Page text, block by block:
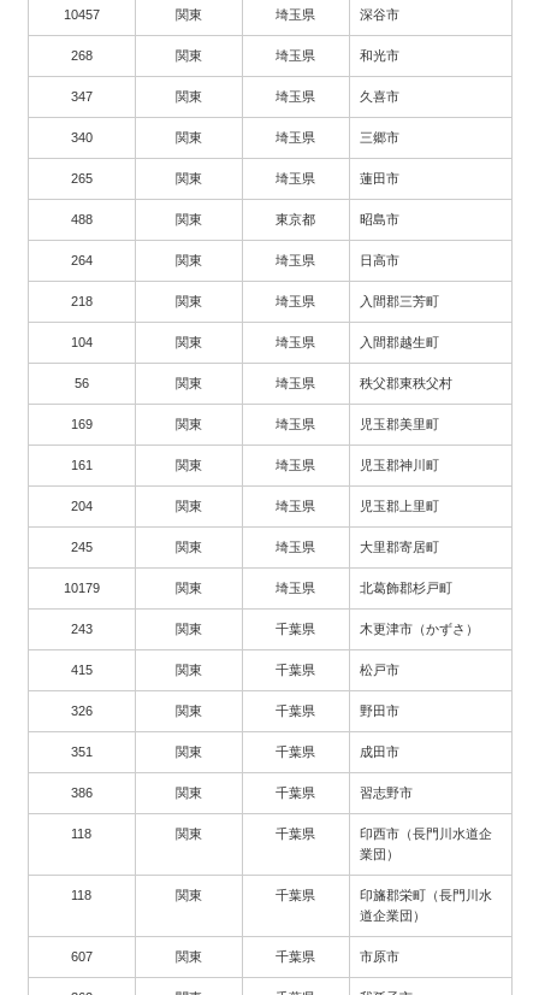
10457 関東 埼玉県 深谷市
268 関東 埼玉県 和光市
347 関東 埼玉県 久喜市
340 関東 埼玉県 三郷市
265 関東 埼玉県 蓮田市
488 関東 東京都 昭島市
264 関東 埼玉県 日高市
218 関東 埼玉県 入間郡三芳町
104 関東 埼玉県 入間郡越生町
56 関東 埼玉県 秩父郡東秩父村
169 関東 埼玉県 児玉郡美里町
161 関東 埼玉県 児玉郡神川町
204 関東 埼玉県 児玉郡上里町
245 関東 埼玉県 大里郡寄居町
10179 関東 埼玉県 北葛飾郡杉戸町
243 関東 千葉県 木更津市（かずさ）
415 関東 千葉県 松戸市
326 関東 千葉県 野田市
351 関東 千葉県 成田市
386 関東 千葉県 習志野市
118 関東 千葉県
印西市（長門川水道企
業団）
118 関東 千葉県
印旛郡栄町（長門川水
道企業団）
607 関東 千葉県 市原市